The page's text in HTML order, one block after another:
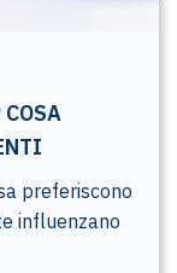
preferiscono
influenzano